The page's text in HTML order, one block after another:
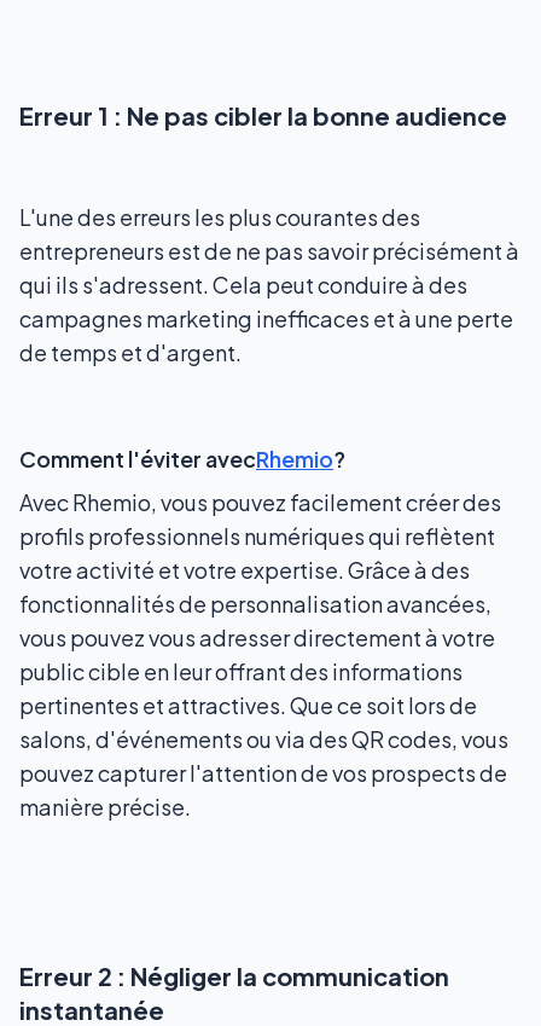
Erreur 1 : Ne pas cibler la bonne audience
L'une des erreurs les plus courantes des
entrepreneurs est de ne pas savoir précisément à
qui ils s'adressent. Cela peut conduire à des
campagnes marketing inefficaces et à une perte
de temps et d'argent.
Comment l'éviter avecRhemio?
Avec Rhemio, vous pouvez facilement créer des
profils professionnels numériques qui reflètent
votre activité et votre expertise. Grâce à des
fonctionnalités de personnalisation avancées,
vous pouvez vous adresser directement à votre
public cible en leur offrant des informations
pertinentes et attractives. Que ce soit lors de
salons, d'événements ou via des QR codes, vous
pouvez capturer l'attention de vos prospects de
manière précise.
Erreur 2 : Négliger la communication
instantanée